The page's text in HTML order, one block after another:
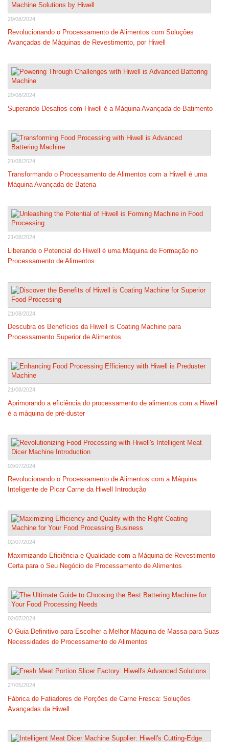
29/08/2024
Revolucionando o Processamento de Alimentos com Soluções
Avançadas de Máquinas de Revestimento, por Hiwell
29/08/2024
Superando Desafios com Hiwell é a Máquina Avançada de Batimento
21/08/2024
Transformando o Processamento de Alimentos com a Hiwell é uma
Máquina Avançada de Bateria
21/08/2024
Liberando o Potencial do Hiwell é uma Máquina de Formação no
Processamento de Alimentos
21/08/2024
Descubra os Benefícios da Hiwell is Coating Machine para
Processamento Superior de Alimentos
21/08/2024
Aprimorando a eficiência do processamento de alimentos com a Hiwell
é a máquina de pré-duster
03/07/2024
Revolucionando o Processamento de Alimentos com a Máquina
Inteligente de Picar Carne da Hiwell Introdução
02/07/2024
Maximizando Eficiência e Qualidade com a Máquina de Revestimento
Certa para o Seu Negócio de Processamento de Alimentos
02/07/2024
O Guia Definitivo para Escolher a Melhor Máquina de Massa para Suas
Necessidades de Processamento de Alimentos
27/05/2024
Fábrica de Fatiadores de Porções de Carne Fresca: Soluções
Avançadas da Hiwell